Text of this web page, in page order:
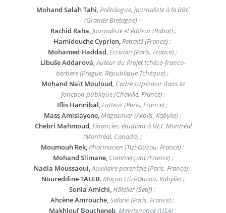
Mohand Salah Tahi,Politologue, journaliste à la BBC
(Grande Bretagne) ;
Rachid Raha,Journaliste et éditeur (Rabat) ;
Hamidouche Cyprien,Retraité (France) ;
Mohamed Haddad, Écrivain (Paris, France) ;
Libuše Addarová,Auteur du Projet tchéco-franco-
berbère (Prague, République Tchèque) ;
Mohand Naït Mouloud, Cadre supérieur dans la
fonction publique (Chaville, France) ;
Iflis Hannibal,Lutteur (Paris, France) ;
Mass Amislayene,Magasinier (Akbils, Kabylie) ;
Chebri Mahmoud,Financier, étudiant à HEC Montréal
(Montréal, Canada) ;
Moumouh Rek,Pharmacien (Tizi-Ouzou, France) ;
Mohand Slimane, Commerçant (France) ;
Nadia Moussaoui,Auxiliaire parentale (Paris, France) ;
Noureddine TALEB, Maçon (Tizi-Ouzou, Kabylie) ;
Sonia Amichi,Hôtelier (Setif) ;
Ahcène Amrouche,Salarié (Paris, France) ;
Makhlouf Boucheneb,Maintenance (USA) ;